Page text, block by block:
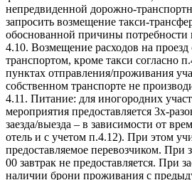
непредвиденной дорожно-
запросить возмещение такси-
обоснованной причины потребности
4.10. Возмещение расходов на
транспортом, кроме такси согласно
пунктах отправления/проживания
собственном транспорте не
4.11. Питание: для иногородних
мероприятия предоставляется 3х-
заезда/выезда – в зависимости от
отель и с учетом п.4.12). При этом
предоставляемое перевозчиком. При
00 завтрак не предоставляется. При
наличии брони проживания с